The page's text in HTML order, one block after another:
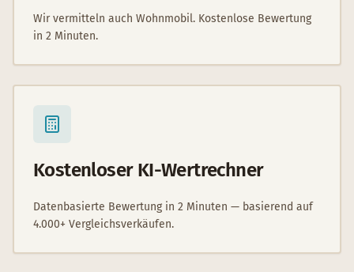
Wir vermitteln auch Wohnmobil. Kostenlose Bewertung
in 2 Minuten.
Kostenloser KI-Wertrechner
Datenbasierte Bewertung in 2 Minuten — basierend auf
4.000+ Vergleichsverkäufen.